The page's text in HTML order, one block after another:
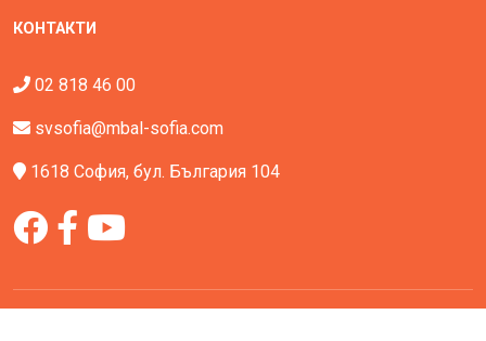
КОНТАКТИ
02 818 46 00
svsofia@mbal-sofia.com
1618 София, бул. България 104